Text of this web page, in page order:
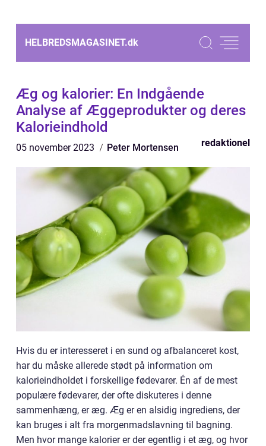
HELBREDSMAGASINET.dk
Æg og kalorier: En Indgående
Analyse af Æggeprodukter og deres
Kalorieindhold
05 november 2023 Peter Mortensen redaktionel
Hvis du er interesseret i en sund og afbalanceret kost,
har du måske allerede stødt på information om
kalorieindholdet i forskellige fødevarer. Én af de mest
populære fødevarer, der ofte diskuteres i denne
sammenhæng, er æg. Æg er en alsidig ingrediens, der
kan bruges i alt fra morgenmadslavning til bagning.
Men hvor mange kalorier er der egentlig i et æg, og hvor